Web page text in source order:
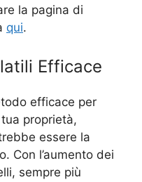
la pagina di
qui.
Efficace
efficace per
proprietà,
essere la
Con l’aumento dei
sempre più